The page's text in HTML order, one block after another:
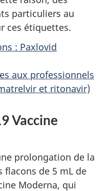
particuliers au
ces étiquettes.
: Paxlovid
aux professionnels
et ritonavir)
Vaccine
prolongation de la
flacons de 5 mL de
Moderna, qui